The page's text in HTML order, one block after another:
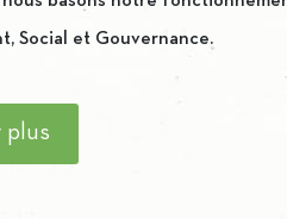
Social et Gouvernance.
plus